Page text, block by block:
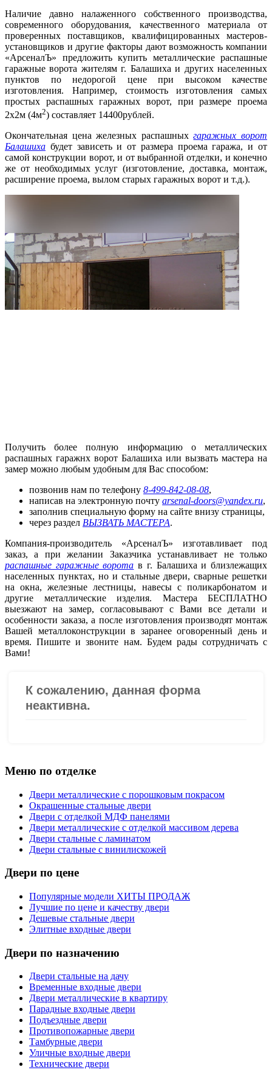
Наличие давно налаженного собственного производства,
современного оборудования, качественного материала от
проверенных поставщиков, квалифицированных мастеров-
установщиков и другие факторы дают возможность компании
«АрсеналЪ» предложить купить металлические распашные
гаражные ворота жителям г. Балашиха и других населенных
пунктов по недорогой цене при высоком качестве
изготовления. Например, стоимость изготовления самых
простых распашных гаражных ворот, при размере проема
2х2м (4м2) составляет 14400рублей.
Окончательная цена железных распашныхгаражных ворот
Балашиха будет зависеть и от размера проема гаража, и от
самой конструкции ворот, и от выбранной отделки, и конечно
же от необходимых услуг (изготовление, доставка, монтаж,
расширение проема, вылом старых гаражных ворот и т.д.).
Получить более полную информацию о металлических
распашных гаражнх ворот Балашиха или вызвать мастера на
замер можно любым удобным для Вас способом:
позвонив нам по телефону 8-499-842-08-08,
написав на электронную почту arsenal-doors@yandex.ru,
заполнив специальную форму на сайте внизу страницы,
через раздел ВЫЗВАТЬ МАСТЕРА.
Компания-производитель «АрсеналЪ» изготавливает под
заказ, а при желании Заказчика устанавливает не только
распашные гаражные ворота в г. Балашиха и близлежащих
населенных пунктах, но и стальные двери, сварные решетки
на окна, железные лестницы, навесы с поликарбонатом и
другие металлические изделия. Мастера БЕСПЛАТНО
выезжают на замер, согласовывают с Вами все детали и
особенности заказа, а после изготовления производят монтаж
Вашей металлоконструкции в заранее оговоренный день и
время. Пишите и звоните нам. Будем рады сотрудничать с
Вами!
Меню по отделке
Двери металлические с порошковым покрасом
Окрашенные стальные двери
Двери с отделкой МДФ панелями
Двери металлические с отделкой массивом дерева
Двери стальные с ламинатом
Двери стальные с винилискожей
Двери по цене
Популярные модели ХИТЫ ПРОДАЖ
Лучшие по цене и качеству двери
Дешевые стальные двери
Элитные входные двери
Двери по назначению
Двери стальные на дачу
Временные входные двери
Двери металлические в квартиру
Парадные входные двери
Подъездные двери
Противопожарные двери
Тамбурные двери
Уличные входные двери
Технические двери